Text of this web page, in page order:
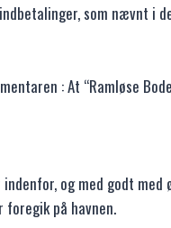
som nævnt i
: At “Ramløse
og med godt med
på havnen.